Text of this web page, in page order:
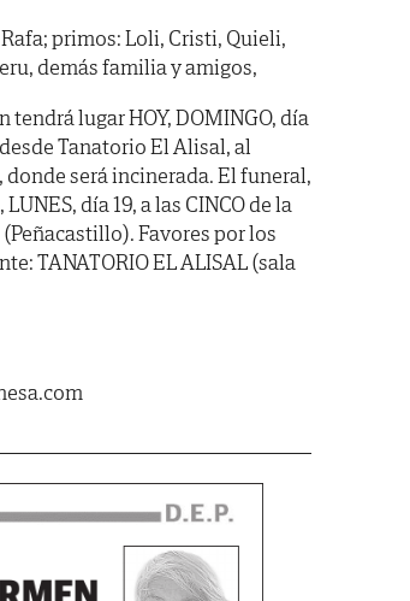
primos: Loli, Cristi, Quieli,
demás familia y amigos,
lugar HOY, DOMINGO, día
Tanatorio El Alisal, al
será incinerada. El funeral,
día 19, a las CINCO de la
Favores por los
TANATORIO EL ALISAL (sala